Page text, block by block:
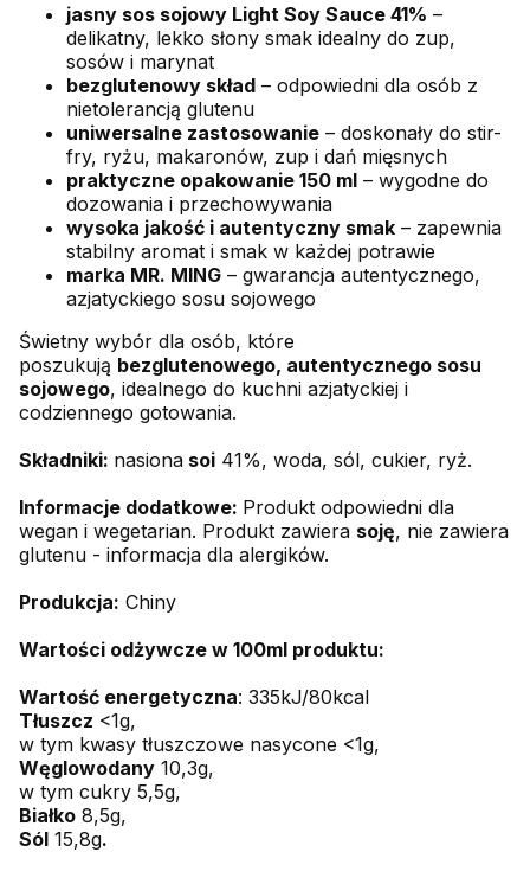
jasny sos sojowy Light Soy Sauce 41% –
delikatny, lekko słony smak idealny do zup,
sosów i marynat
bezglutenowy skład – odpowiedni dla osób z
nietolerancją glutenu
uniwersalne zastosowanie – doskonały do stir-
fry, ryżu, makaronów, zup i dań mięsnych
praktyczne opakowanie 150 ml – wygodne do
dozowania i przechowywania
wysoka jakość i autentyczny smak – zapewnia
stabilny aromat i smak w każdej potrawie
marka MR. MING – gwarancja autentycznego,
azjatyckiego sosu sojowego
Świetny wybór dla osób, które
poszukują bezglutenowego, autentycznego sosu
sojowego, idealnego do kuchni azjatyckiej i
codziennego gotowania.
Składniki: nasiona soi 41%, woda, sól, cukier, ryż.
Informacje dodatkowe: Produkt odpowiedni dla
wegan i wegetarian. Produkt zawiera soję, nie zawiera
glutenu - informacja dla alergików.
Produkcja: Chiny
Wartości odżywcze w 100ml produktu:
Wartość energetyczna: 335kJ/80kcal
Tłuszcz <1g,
w tym kwasy tłuszczowe nasycone <1g,
Węglowodany 10,3g,
w tym cukry 5,5g,
Białko 8,5g,
Sól 15,8g.